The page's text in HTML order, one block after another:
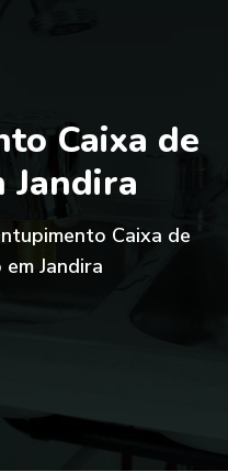
Caixa de
Jandira
Caixa de
Jandira